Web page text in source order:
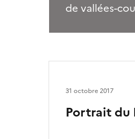
de vallées-
Portrait du
31 octobre 2017